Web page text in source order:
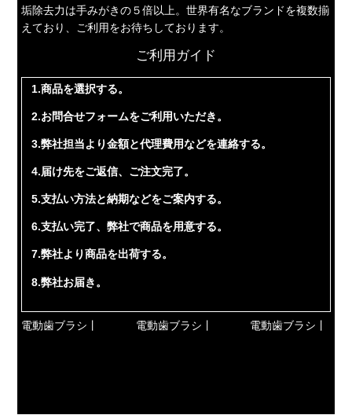
垢除去力は手みがきの５倍以上。世界有名なブランドを複数揃
えており、ご利用をお待ちしております。
ご利用ガイド
1.商品を選択する。
2.お問合せフォームをご利用いただき。
3.弊社担当より金額と代理費用などを連絡する。
4.届け先をご返信、ご注文完了。
5.支払い方法と納期などをご案内する。
6.支払い完了、弊社で商品を用意する。
7.弊社より商品を出荷する。
8.弊社お届き。
電動歯ブラシ丨 電動歯ブラシ丨 電動歯ブラシ丨